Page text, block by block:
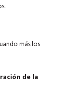
más los
de la